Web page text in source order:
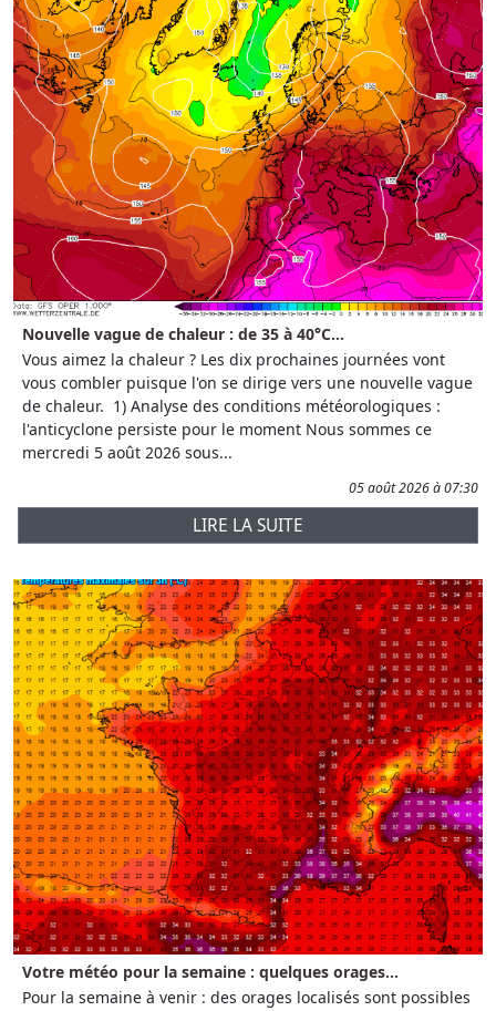
Nouvelle vague de chaleur : de 35 à 40°C...
Vous aimez la chaleur ? Les dix prochaines journées vont
vous combler puisque l'on se dirige vers une nouvelle vague
de chaleur. 1) Analyse des conditions météorologiques :
l'anticyclone persiste pour le moment Nous sommes ce
mercredi 5 août 2026 sous...
05 août 2026 à 07:30
LIRE LA SUITE
Votre météo pour la semaine : quelques orages...
Pour la semaine à venir : des orages localisés sont possibles